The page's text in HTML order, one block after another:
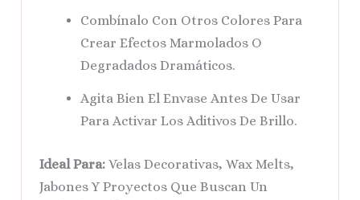
Combínalo Con Otros Colores Para
Crear Efectos Marmolados O
Degradados Dramáticos.
Agita Bien El Envase Antes De Usar
Para Activar Los Aditivos De Brillo.
Ideal Para: Velas Decorativas, Wax Melts,
Jabones Y Proyectos Que Buscan Un